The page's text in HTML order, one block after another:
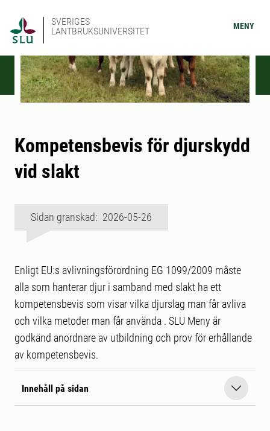
SVERIGES
LANTBRUKSUNIVERSITET
MENY
Kompetensbevis för djurskydd
vid slakt
Sidan granskad: 2026-05-26
Enligt EU:s avlivningsförordning EG 1099/2009 måste
alla som hanterar djur i samband med slakt ha ett
kompetensbevis som visar vilka djurslag man får avliva
och vilka metoder man får använda . SLU Meny är
godkänd anordnare av utbildning och prov för erhållande
av kompetensbevis.
Innehåll på sidan